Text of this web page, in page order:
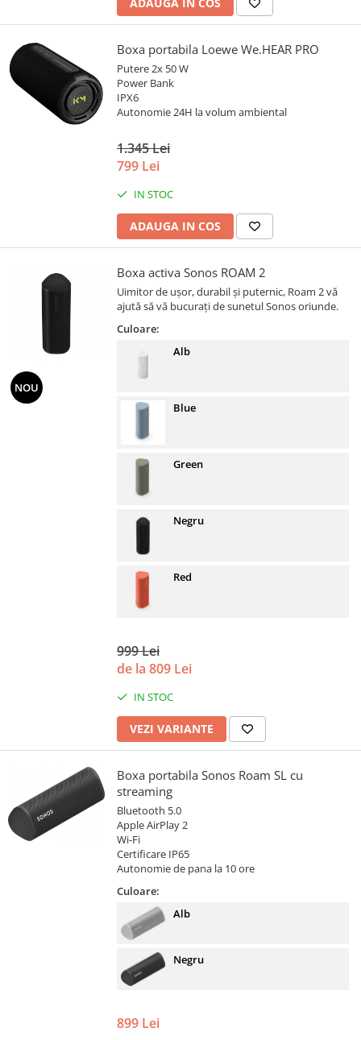
Boxa portabila Loewe We.HEAR PRO
Putere 2x 50 W
Power Bank
IPX6
Autonomie 24H la volum ambiental
1.345 Lei
799 Lei
IN STOC
ADAUGA IN COS
NOU
Boxa activa Sonos ROAM 2
Uimitor de ușor, durabil și puternic, Roam 2 vă
ajută să vă bucurați de sunetul Sonos oriunde.
Culoare:
Alb
Blue
Green
Negru
Red
999 Lei
de la 809 Lei
IN STOC
VEZI VARIANTE
Boxa portabila Sonos Roam SL cu
streaming
Bluetooth 5.0
Apple AirPlay 2
Wi-Fi
Certificare IP65
Autonomie de pana la 10 ore
Culoare:
Alb
Negru
899 Lei